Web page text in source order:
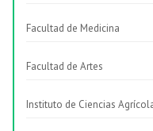
Facultad de Medicina
Facultad de Artes
Instituto de Ciencias